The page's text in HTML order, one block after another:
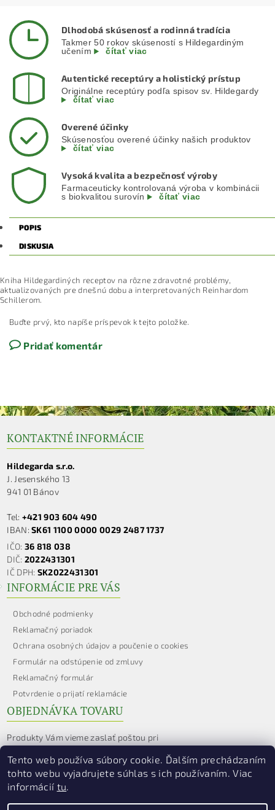
Dlhodobá skúsenosť a rodinná tradícia
Takmer 50 rokov skúseností s Hildegardiným
učením
čítať viac
Autentické receptúry a holistický prístup
Originálne receptúry podľa spisov sv. Hildegardy
čítať viac
Overené účinky
Skúsenosťou overené účinky našich produktov
čítať viac
Vysoká kvalita a bezpečnosť výroby
Farmaceuticky kontrolovaná výroba v kombinácii
s biokvalitou surovín
čítať viac
POPIS
DISKUSIA
Kniha Hildegardiných receptov na rôzne zdravotné problémy,
aktualizovaných pre dnešnú dobu a interpretovaných Reinhardom
Schillerom.
Buďte prvý, kto napíše príspevok k tejto položke.
Pridať komentár
KONTAKTNÉ INFORMÁCIE
Hildegarda s.r.o.
J. Jesenského 13
941 01 Bánov
Tel: +421 903 604 490
IBAN:SK61 1100 0000 0029 2487 1737
IČO: 36 818 038
DIČ: 2022431301
IČ DPH: SK2022431301
INFORMÁCIE PRE VÁS
Obchodné podmienky
Reklamačný poriadok
Ochrana osobných údajov a poučenie o cookies
Formulár na odstúpenie od zmluvy
Reklamačný formulár
Potvrdenie o prijatí reklamácie
OBJEDNÁVKA TOVARU
Produkty Vám vieme zaslať poštou pri
e-mail:
hildegarda@hildegarda.sk
alebo zavolaním na č. tel.
Tento web používa súbory cookie. Ďalším prechádzaním
tohto webu vyjadrujete súhlas s ich používaním. Viac
informácií tu.